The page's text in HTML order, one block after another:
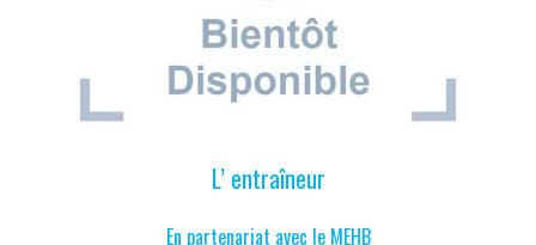
L’ entraîneur
En partenariat avec le MEHB